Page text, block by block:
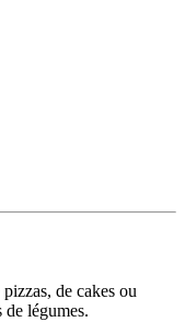
de cakes ou
de légumes.